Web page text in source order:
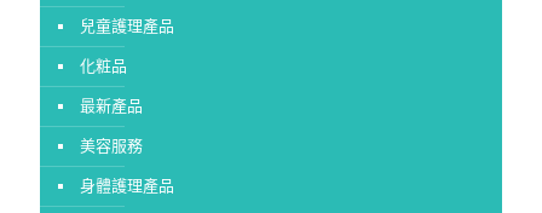
兒童護理產品
化粧品
最新產品
美容服務
身體護理產品